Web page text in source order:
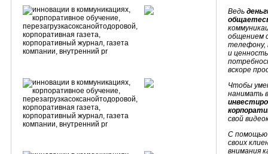
Ведь
общением
телефону,
и
вскоре
Чтобы
нанимать
свой
С
своих
внимания